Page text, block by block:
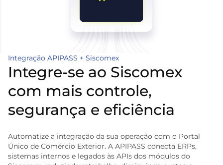
Integração APIPASS + Siscomex
Integre-se ao Siscomex
com mais controle,
segurança e eficiência
Automatize a integração da sua operação com o Portal
Único de Comércio Exterior. A APIPASS conecta ERPs,
sistemas internos e legados às APIs dos módulos do